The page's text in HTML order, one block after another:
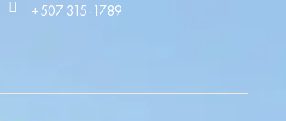
+507 315-1789